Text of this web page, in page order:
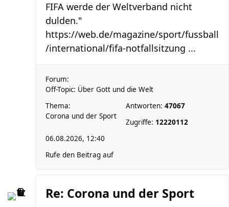
FIFA werde der Weltverband nicht
dulden."
https://web.de/magazine/sport/fussball
/international/fifa-notfallsitzung ...
Forum:
Off-Topic: Über Gott und die Welt
Thema:
Corona und der Sport
Antworten: 47067
Zugriffe: 12220112
06.08.2026, 12:40
Rufe den Beitrag auf
Re: Corona und der Sport